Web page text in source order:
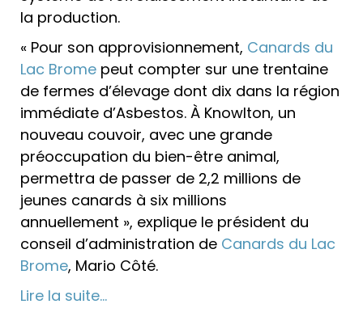
la production.
« Pour son approvisionnement, Canards du
Lac Brome peut compter sur une trentaine
de fermes d’élevage dont dix dans la région
immédiate d’Asbestos. À Knowlton, un
nouveau couvoir, avec une grande
préoccupation du bien-être animal,
permettra de passer de 2,2 millions de
jeunes canards à six millions
annuellement », explique le président du
conseil d’administration de Canards du Lac
Brome, Mario Côté.
Lire la suite…